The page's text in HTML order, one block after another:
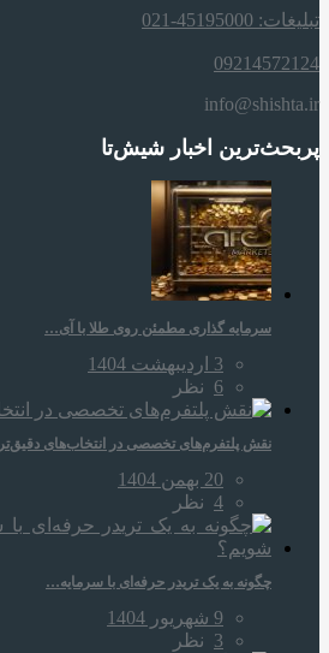
تبلیغات: 45195000-021
09214572124
info@shishta.ir
پربحث‌ترین اخبار شیش‌تا
سرمایه‌ گذاری مطمئن روی طلا با آی…
3 اردیبهشت 1404
6 نظر
نقش پلتفرم‌های تخصصی در انتخاب‌های دقیق‌تر
20 بهمن 1404
4 نظر
چگونه به یک تریدر حرفه‌ای با سرمایه…
9 شهریور 1404
3 نظر